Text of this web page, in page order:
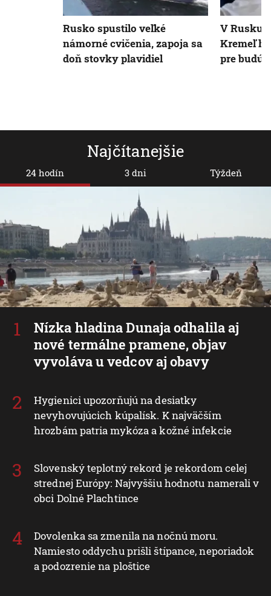
Najčítanejšie
24 hodín
Nízka hladina Dunaja odhalila aj
nové termálne pramene, objav
vyvoláva u vedcov aj obavy
Hygienici upozorňujú na desiatky
nevyhovujúcich kúpalísk. K najväčším
hrozbám patria mykóza a kožné infekcie
Slovenský teplotný rekord je rekordom celej
strednej Európy: Najvyššiu hodnotu namerali v
obci Dolné Plachtince
Dovolenka sa zmenila na nočnú moru.
Namiesto oddychu prišli štípance, neporiadok
a podozrenie na ploštice
3 dni Týždeň
Rusko spustilo veľké
námorné cvičenia, zapoja sa
doň stovky plavidiel
V Rusku
Kremeľ
pre